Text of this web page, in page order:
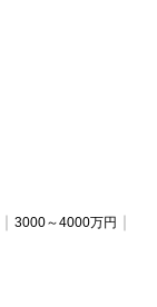
3000～4000万円